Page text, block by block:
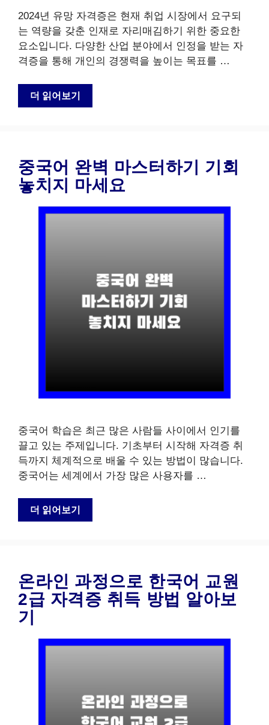
2024년 유망 자격증은 현재 취업 시장에서 요구되
는 역량을 갖춘 인재로 자리매김하기 위한 중요한
요소입니다. 다양한 산업 분야에서 인정을 받는 자
격증을 통해 개인의 경쟁력을 높이는 목표를 …
더 읽어보기
중국어 완벽 마스터하기 기회
놓치지 마세요
중국어 학습은 최근 많은 사람들 사이에서 인기를
끌고 있는 주제입니다. 기초부터 시작해 자격증 취
득까지 체계적으로 배울 수 있는 방법이 많습니다.
중국어는 세계에서 가장 많은 사용자를 …
더 읽어보기
온라인 과정으로 한국어 교원
2급 자격증 취득 방법 알아보
기